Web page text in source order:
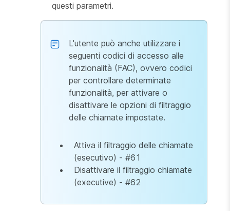
questi parametri.
L'utente può anche utilizzare i
seguenti codici di accesso alle
funzionalità (FAC), ovvero codici
per controllare determinate
funzionalità, per attivare o
disattivare le opzioni di filtraggio
delle chiamate impostate.
Attiva il filtraggio delle chiamate
(esecutivo) - #61
Disattivare il filtraggio chiamate
(executive) - #62